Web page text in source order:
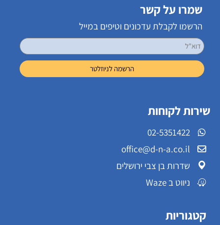
שמרו על קשר
הרשמו לקבלת עדכונים וטיפים במייל
שירות לקוחות
02-5351422
office@d-n-a.co.il
שדרות בן צבי ירושלים
ניווט ב Waze
קטגוריות